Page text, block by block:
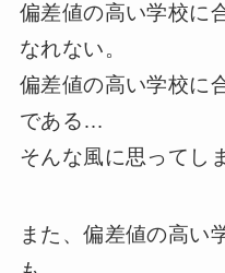
偏差値の高い学校に
なれない。
偏差値の高い学校に
である…
そんな風に思ってし
また、偏差値の高い